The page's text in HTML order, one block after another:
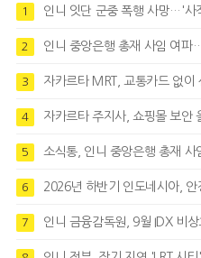
1 인니 잇단 군중 폭행 사망…'사
2 인니 중앙은행 총재 사임 여파
3 자카르타 MRT, 교통카드 없이
4 자카르타 주지사, 쇼핑몰 보
5 소식통, 인니 중앙은행 총재
6 2026년 하반기 인도네시아, 안
7 인니 금융감독원, 9월 IDX 비상